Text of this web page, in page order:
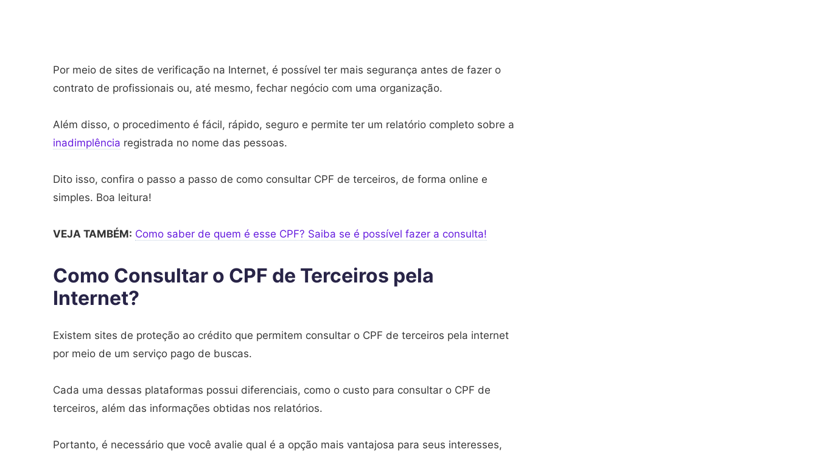
Por meio de sites de verificação na Internet, é possível ter mais segurança antes de fazer o
contrato de profissionais ou, até mesmo, fechar negócio com uma organização.
Além disso, o procedimento é fácil, rápido, seguro e permite ter um relatório completo sobre a
inadimplência registrada no nome das pessoas.
Dito isso, confira o passo a passo de como consultar CPF de terceiros, de forma online e
simples. Boa leitura!
VEJA TAMBÉM: Como saber de quem é esse CPF? Saiba se é possível fazer a consulta!
Como Consultar o CPF de Terceiros pela
Internet?
Existem sites de proteção ao crédito que permitem consultar o CPF de terceiros pela internet
por meio de um serviço pago de buscas.
Cada uma dessas plataformas possui diferenciais, como o custo para consultar o CPF de
terceiros, além das informações obtidas nos relatórios.
Portanto, é necessário que você avalie qual é a opção mais vantajosa para seus interesses,